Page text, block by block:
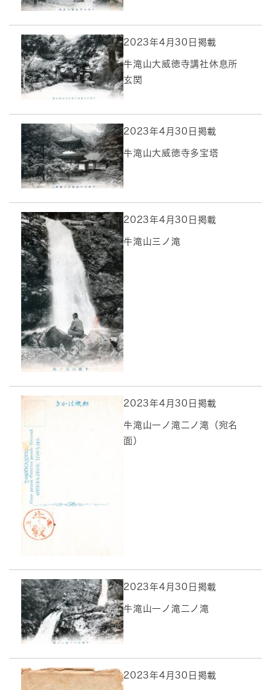
2023年4月30日掲載
牛滝山大威徳寺講社休息所
玄関
2023年4月30日掲載
牛滝山大威徳寺多宝塔
2023年4月30日掲載
牛滝山三ノ滝
2023年4月30日掲載
牛滝山一ノ滝二ノ滝（宛名
面）
2023年4月30日掲載
牛滝山一ノ滝二ノ滝
2023年4月30日掲載